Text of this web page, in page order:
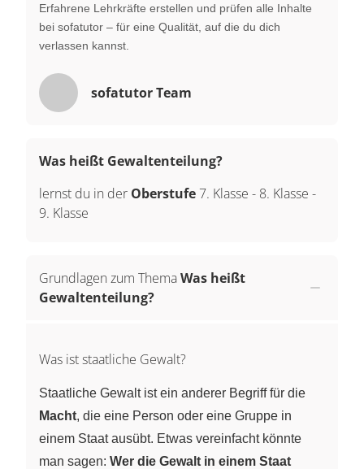
Erfahrene Lehrkräfte erstellen und prüfen alle Inhalte
bei sofatutor – für eine Qualität, auf die du dich
verlassen kannst.
sofatutor Team
Was heißt Gewaltenteilung?
lernst du in der Oberstufe7. Klasse - 8. Klasse -
9. Klasse
Grundlagen zum ThemaWas heißt
Gewaltenteilung?
Was ist staatliche Gewalt?
Staatliche Gewalt ist ein anderer Begriff für die
Macht, die eine Person oder eine Gruppe in
einem Staat ausübt. Etwas vereinfacht könnte
man sagen: Wer die Gewalt in einem Staat